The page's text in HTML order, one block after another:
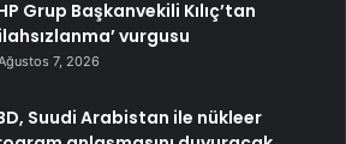
Grup Başkanvekili Kılıç’tan
vurgusu
7, 2026
Suudi Arabistan ile nükleer